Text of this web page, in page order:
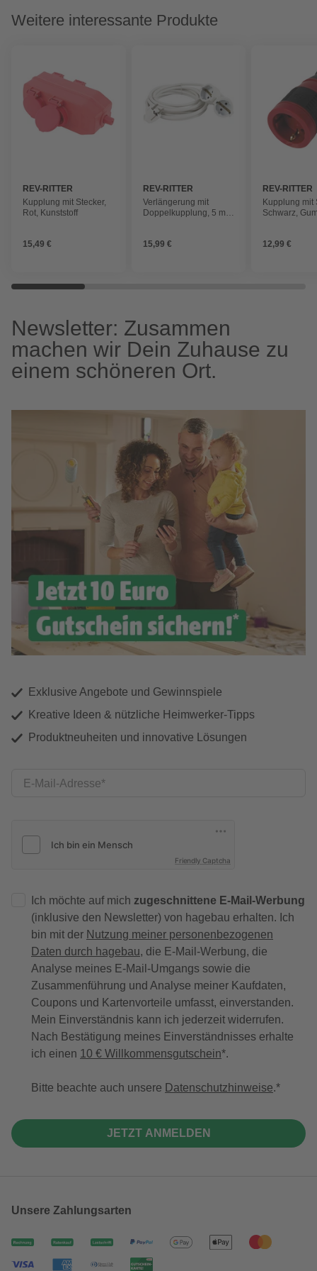
Weitere interessante Produkte
REV-RITTER
Kupplung mit Stecker,
Rot, Kunststoff
15,49 €
REV-RITTER
Verlängerung mit
Doppelkupplung, 5 m,
15,99 €
REV-RITTER
Kupplung mit
Schwarz,
12,99 €
Newsletter: Zusammen
machen wir Dein Zuhause zu
einem schöneren Ort.
Exklusive Angebote und Gewinnspiele
Kreative Ideen & nützliche Heimwerker-Tipps
Produktneuheiten und innovative Lösungen
E-Mail-Adresse
Friendly Captcha
Ich möchte auf mich zugeschnittene E-Mail-Werbung
(inklusive den Newsletter) von hagebau erhalten. Ich
bin mit der Nutzung meiner personenbezogenen
Daten durch hagebau, die E-Mail-Werbung, die
Analyse meines E-Mail-Umgangs sowie die
Zusammenführung und Analyse meiner Kaufdaten,
Coupons und Kartenvorteile umfasst, einverstanden.
Mein Einverständnis kann ich jederzeit widerrufen.
Nach Bestätigung meines Einverständnisses erhalte
ich einen 10 € Willkommensgutschein*.
Bitte beachte auch unsere Datenschutzhinweise.
JETZT ANMELDEN
Unsere Zahlungsarten